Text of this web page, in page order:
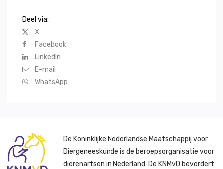
Deel via:
X
Facebook
LinkedIn
E-mail
WhatsApp
De Koninklijke Nederlandse Maatschappij voor
Diergeneeskunde is de beroepsorganisatie voor
dierenartsen in Nederland. De KNMvD bevordert